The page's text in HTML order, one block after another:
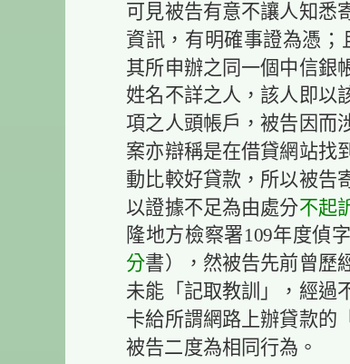
可見被告有意不讓人知悉
資訊，有明確事證為憑；
其所申辦之同一個中信銀
姓名不詳之人，該人即以
項之人頭帳戶，被告因而
案亦辯稱是在借貸網站找
動比較好貸款，所以被告
以證據不足為由處分不起
隆地方檢察署109年度偵
分書），然被告先前曾歷
未能「記取教訓」，經過
卡給所謂網路上辦貸款的
被告二度為相同行為。